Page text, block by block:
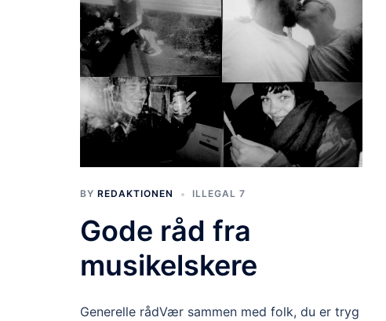
BY REDAKTIONEN ILLEGAL 7
Gode råd fra
musikelskere
Generelle rådVær sammen med folk, du er tryg